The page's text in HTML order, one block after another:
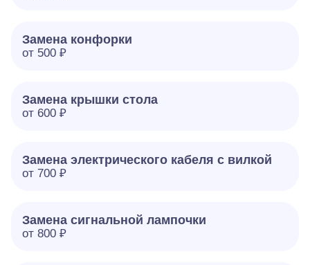
Замена конфорки
от 500 ₽
Замена крышки стола
от 600 ₽
Замена электрического кабеля с вилкой
от 700 ₽
Замена сигнальной лампочки
от 800 ₽